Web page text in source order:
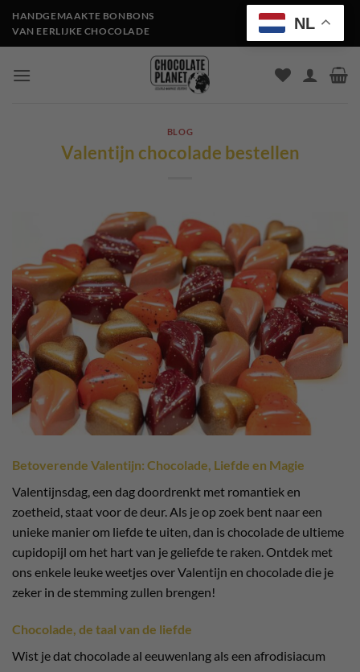
Ga
naar
inhoud
HANDGEMAAKTE BONBONS
VAN EERLIJKE CHOCOLADE
BLOG
Valentijn chocolade bestellen
Betoverende Valentijn: Chocolade, Liefde en Magie
Valentijnsdag, een dag doordrenkt met romantiek en
zoetheid, staat voor de deur. Als je op zoek bent naar een
unieke manier om liefde te uiten, dan is chocolade de ultieme
cupidopijl om het hart van je geliefde te raken. Ontdek met
ons enkele leuke weetjes over Valentijn en chocolade die je
zeker in de stemming zullen brengen!
Chocolade, de taal van de liefde
Wist je dat chocolade al eeuwenlang als een afrodisiacum
NL